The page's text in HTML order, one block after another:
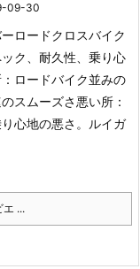
09-30
ロードクロスバイク
ク、耐久性、乗り心
：ロードバイク並みの
スムーズさ 悪い所：
心地の悪さ。
ルイガ
エ ...